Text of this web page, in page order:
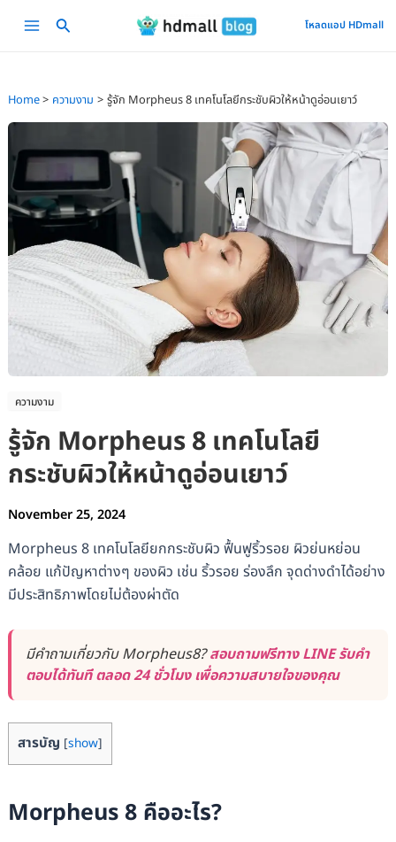
Main
โหลดแอป HDmall
Home ความงาม รู้จัก Morpheus 8 เทคโนโลยีกระชับผิวให้หน้าดูอ่อนเยาว์
ความงาม
รู้จัก Morpheus 8 เทคโนโลยี
กระชับผิวให้หน้าดูอ่อนเยาว์
November 25, 2024
Morpheus 8 เทคโนโลยียกกระชับผิว ฟื้นฟูริ้วรอย ผิวย่นหย่อน
คล้อย แก้ปัญหาต่างๆ ของผิว เช่น ริ้วรอย ร่องลึก จุดด่างดำได้อย่าง
มีประสิทธิภาพโดยไม่ต้องผ่าตัด
มีคำถามเกี่ยวกับ Morpheus8?สอบถามฟรีทาง LINE รับคำ
ตอบได้ทันที ตลอด 24 ชั่วโมง เพื่อความสบายใจของคุณ
สารบัญ [show]
Morpheus 8 คืออะไร?